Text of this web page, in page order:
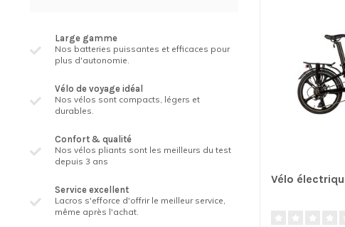
Large gamme
Nos batteries puissantes et efficaces pour
plus d'autonomie.
Vélo de voyage idéal
Nos vélos sont compacts, légers et
durables.
Confort & qualité
Nos vélos pliants sont les meilleurs du test
depuis 3 ans
Service excellent
Lacros s'efforce d'offrir le meilleur service,
même après l'achat.
Vélo